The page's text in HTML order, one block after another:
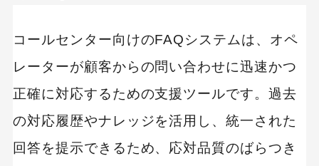
コールセンター向けのFAQシステムは、オペ
レーターが顧客からの問い合わせに迅速かつ
正確に対応するための支援ツールです。過去
の対応履歴やナレッジを活用し、統一された
回答を提示できるため、応対品質のばらつき